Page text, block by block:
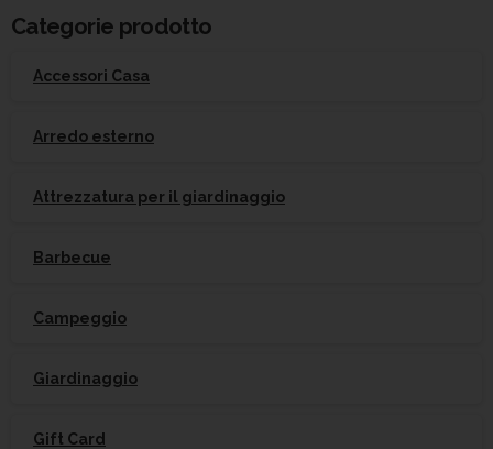
Categorie prodotto
Accessori Casa
Arredo esterno
Attrezzatura per il giardinaggio
Barbecue
Campeggio
Giardinaggio
Gift Card